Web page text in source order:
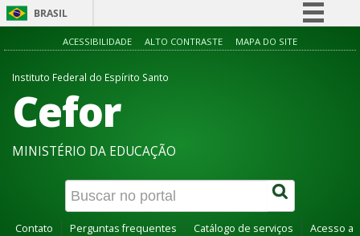
BRASIL
Simplifique!
ACESSIBILIDADE ALTO CONTRASTE MAPA DO SITE
Instituto Federal do Espírito Santo
Cefor
MINISTÉRIO DA EDUCAÇÃO
Contato Perguntas frequentes Catálogo de serviços
Acesso a